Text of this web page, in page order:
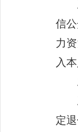
信
力
入
定退